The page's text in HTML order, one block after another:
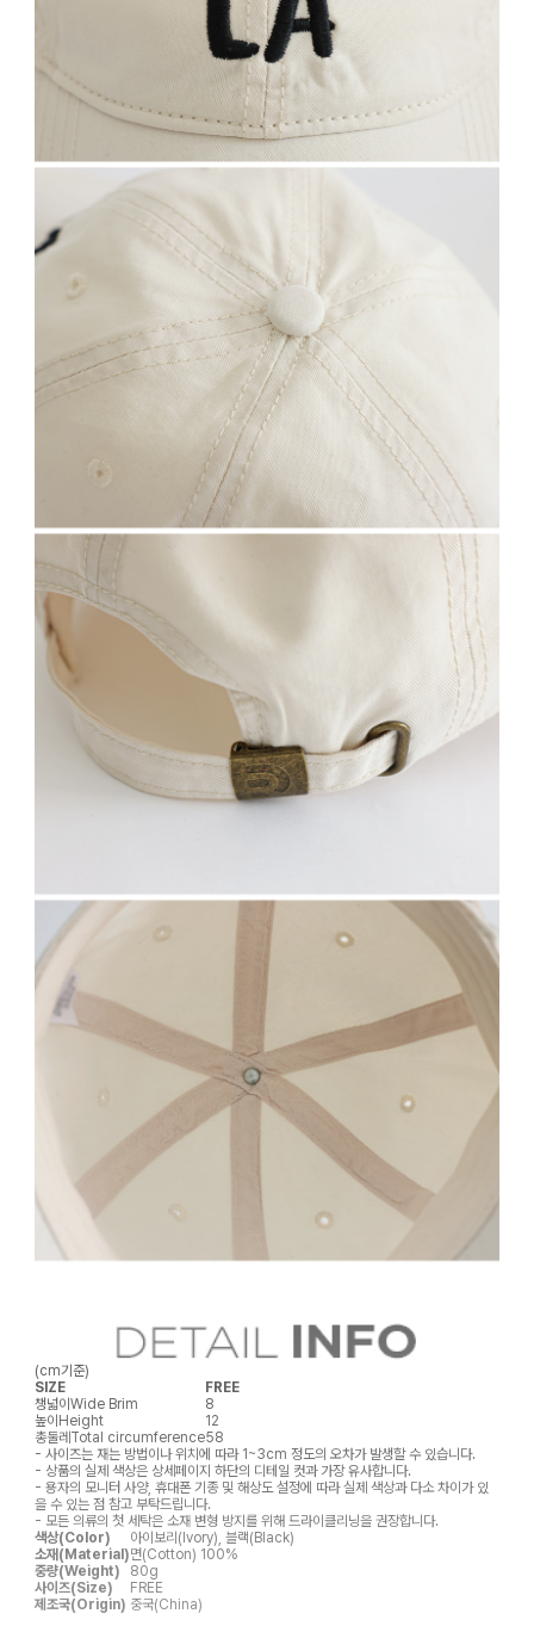
(cm기준)
SIZE
FREE
챙넓이Wide Brim
8
높이Height
12
총둘레Total circumference58
- 사이즈는 재는 방법이나 위치에 따라 1~3cm 정도의 오차가 발생할 수 있습니다.
- 상품의 실제 색상은 상세페이지 하단의 디테일 컷과 가장 유사합니다.
- 용자의 모니터 사양, 휴대폰 기종 및 해상도 설정에 따라 실제 색상과 다소 차이가 있
을 수 있는 점 참고 부탁드립니다.
- 모든 의류의 첫 세탁은 소재 변형 방지를 위해 드라이클리닝을 권장합니다.
색상(Color)
아이보리(Ivory), 블랙(Black)
소재(Material)면(Cotton) 100%
중량(Weight)
80g
사이즈(Size)
FREE
제조국(Origin) 중국(China)